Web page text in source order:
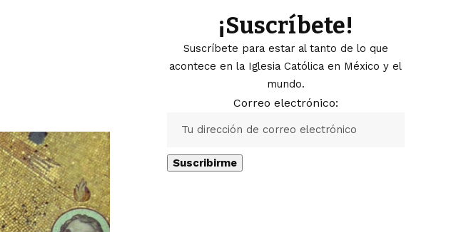
¡Suscríbete!
Suscríbete para estar al tanto de lo que
acontece en la Iglesia Católica en México y el
mundo.
Correo electrónico: